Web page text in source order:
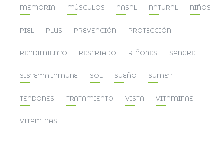
MEMORIA MÚSCULOS NASAL NATURAL NIÑOS
PIEL PLUS PREVENCIÓN PROTECCIÓN
RENDIMIENTO RESFRIADO RIÑONES SANGRE
SISTEMA INMUNE SOL SUEÑO SUMET
TENDONES TRATAMIENTO VISTA VITAMINAE
VITAMINAS